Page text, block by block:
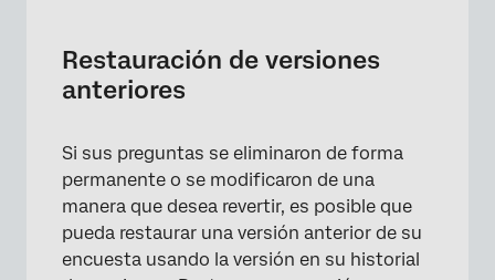
Restauración de versiones
anteriores
Si sus preguntas se eliminaron de forma
permanente o se modificaron de una
manera que desea revertir, es posible que
pueda restaurar una versión anterior de su
encuesta usando la versión en su historial